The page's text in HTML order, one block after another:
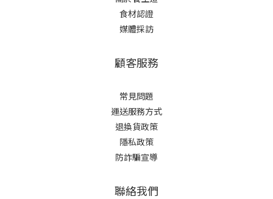
食材認證
媒體採訪
顧客服務
常見問題
運送服務方式
退換貨政策
隱私政策
防詐騙宣導
聯絡我們